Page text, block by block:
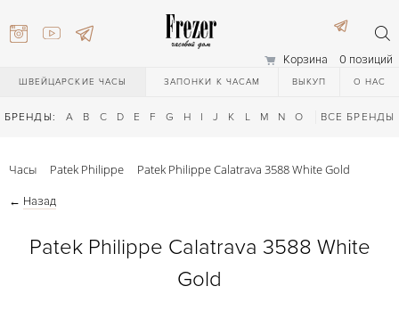
Корзина 0 позиций
ШВЕЙЦАРСКИЕ ЧАСЫ ЗАПОНКИ К ЧАСАМ ВЫКУП О НАС
БРЕНДЫ: A B C D E F G H I J K L M N O Q R S T
ВСЕ БРЕНДЫ
Часы Patek Philippe Patek Philippe Calatrava 3588 White Gold
← Назад
Patek Philippe Calatrava 3588 White
Gold